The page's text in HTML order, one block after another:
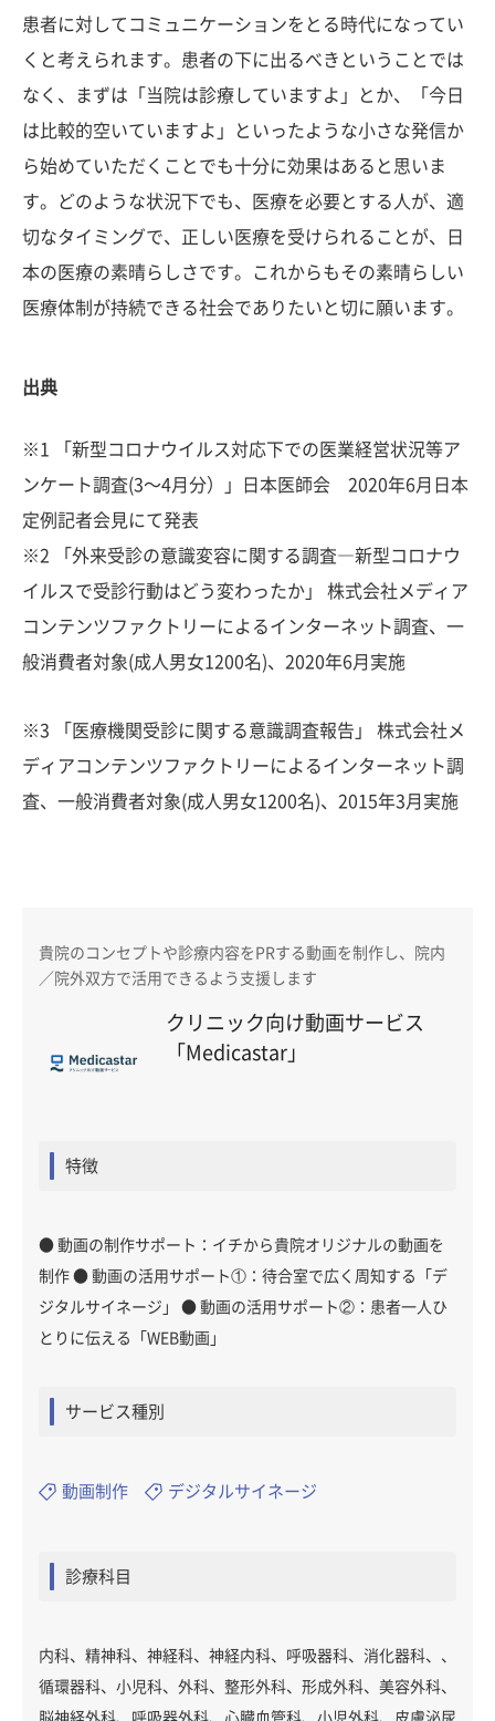
患者に対してコミュニケーションをとる時代になってい
くと考えられます。患者の下に出るべきということでは
なく、まずは「当院は診療していますよ」とか、「今日
は比較的空いていますよ」といったような小さな発信か
ら始めていただくことでも十分に効果はあると思いま
す。どのような状況下でも、医療を必要とする人が、適
切なタイミングで、正しい医療を受けられることが、日
本の医療の素晴らしさです。これからもその素晴らしい
医療体制が持続できる社会でありたいと切に願います。
出典
※1 「新型コロナウイルス対応下での医業経営状況等ア
ンケート調査(3〜4月分）」日本医師会 2020年6月日本
定例記者会見にて発表
※2 「外来受診の意識変容に関する調査―新型コロナウ
イルスで受診行動はどう変わったか」 株式会社メディア
コンテンツファクトリーによるインターネット調査、一
般消費者対象(成人男女1200名)、2020年6月実施
※3 「医療機関受診に関する意識調査報告」 株式会社メ
ディアコンテンツファクトリーによるインターネット調
査、一般消費者対象(成人男女1200名)、2015年3月実施
貴院のコンセプトや診療内容をPRする動画を制作し、院内
／院外双方で活用できるよう支援します
クリニック向け動画サービス
「Medicastar」
特徴
● 動画の制作サポート：イチから貴院オリジナルの動画を
制作 ● 動画の活用サポート①：待合室で広く周知する「デ
ジタルサイネージ」 ● 動画の活用サポート②：患者一人ひ
とりに伝える「WEB動画」
サービス種別
動画制作 デジタルサイネージ
診療科目
内科、精神科、神経科、神経内科、呼吸器科、消化器科、、
循環器科、小児科、外科、整形外科、形成外科、美容外科、
脳神経外科、呼吸器外科、心臓血管科、小児外科、皮膚泌尿